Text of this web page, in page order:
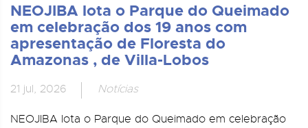
NEOJIBA lota o Parque do Queimado
em celebração dos 19 anos com
apresentação de Floresta do
Amazonas , de Villa-Lobos
21 jul, 2026 Notícias
NEOJIBA lota o Parque do Queimado em celebração